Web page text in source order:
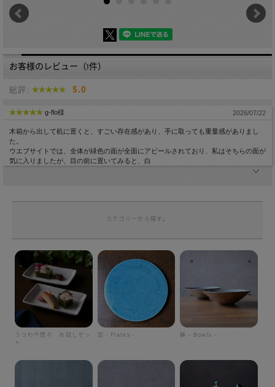
お客様のレビュー（1件）
総評: 5.0
g-flo様 2026/07/22
木箱から出して机に置くと、すごい存在感があり、手に取っても重量感がありまし
た。
ウエブサイトでは、全体が緑色の面が全面にアピールされており、私はそちらの面が
気に入りましたが、目の前に置いてみると、白
カテゴリーから探す。
うつわや悠々 お試しセッ
ト
皿 - Plates - 鉢 - Bowls -